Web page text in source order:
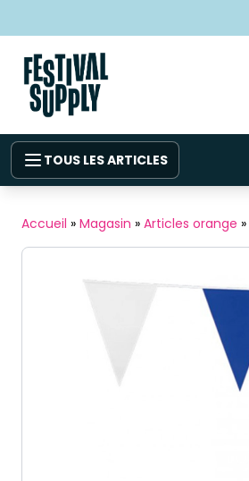
TOUS LES ARTICLES
Accueil » Magasin » Articles orange »